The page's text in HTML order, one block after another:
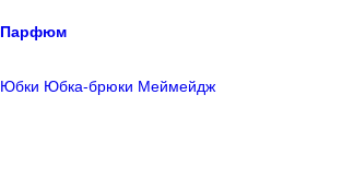
Парфюм
Юбки Юбка-брюки Меймейдж